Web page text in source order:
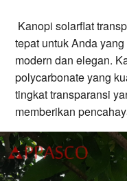
Kanopi solarflat
tepat untuk Anda
modern dan elegan.
polycarbonate yang
tingkat transparansi
memberikan